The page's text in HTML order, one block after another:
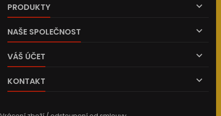
PRODUKTY 
NAŠE SPOLEČNOST 
VÁŠ ÚČET 
KONTAKT 